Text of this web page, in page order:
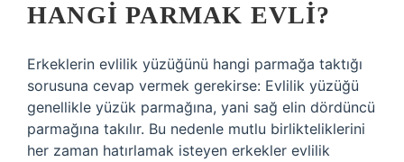
HANGI PARMAK EVLI?
Erkeklerin evlilik yüzüğünü hangi parmağa taktığı
sorusuna cevap vermek gerekirse: Evlilik yüzüğü
genellikle yüzük parmağına, yani sağ elin dördüncü
parmağına takılır. Bu nedenle mutlu birlikteliklerini
her zaman hatırlamak isteyen erkekler evlilik